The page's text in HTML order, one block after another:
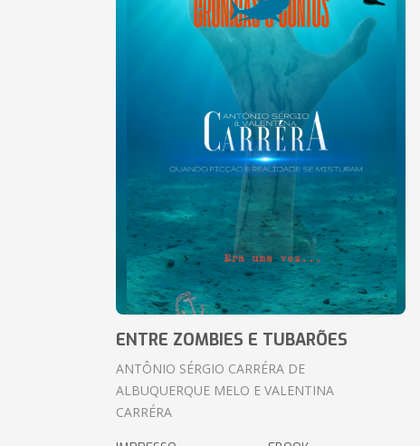
ENTRE ZOMBIES E TUBARÕES
ANTÔNIO SÉRGIO CARRÉRA DE
ALBUQUERQUE MELO E VALENTINA
CARRÉRA